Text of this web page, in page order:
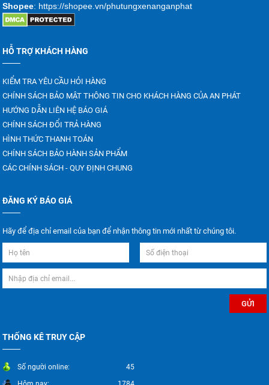
Shopee: https://shopee.vn/phutungxenanganphat
HỖ TRỢ KHÁCH HÀNG
KIỂM TRA YÊU CẦU HỎI HÀNG
CHÍNH SÁCH BẢO MẬT THÔNG TIN CHO KHÁCH HÀNG CỦA AN PHÁT
HƯỚNG DẪN LIÊN HỆ BÁO GIÁ
CHÍNH SÁCH ĐỔI TRẢ HÀNG
HÌNH THỨC THANH TOÁN
CHÍNH SÁCH BẢO HÀNH SẢN PHẨM
CÁC CHÍNH SÁCH - QUY ĐỊNH CHUNG
ĐĂNG KÝ BÁO GIÁ
Hãy để địa chỉ email của bạn để nhận thông tin mới nhất từ chúng tôi.
THỐNG KÊ TRUY CẬP
Số người online:
45